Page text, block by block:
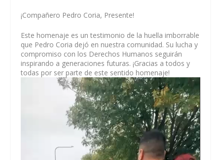
¡Compañero Pedro Coria, Presente!
Este homenaje es un testimonio de la huella imborrable
que Pedro Coria dejó en nuestra comunidad. Su lucha y
compromiso con los Derechos Humanos seguirán
inspirando a generaciones futuras. ¡Gracias a todos y
todas por ser parte de este sentido homenaje!
Reproductor